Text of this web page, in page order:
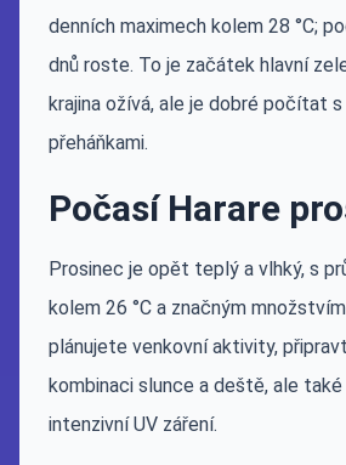
denních maximech kolem 28 °C;
dnů roste. To je začátek hlavní
krajina ožívá, ale je dobré počítat
přeháňkami.
Počasí Harare
Prosinec je opět teplý a vlhký, s
kolem 26 °C a značným
plánujete venkovní aktivity,
kombinaci slunce a deště, ale také
intenzivní UV záření.